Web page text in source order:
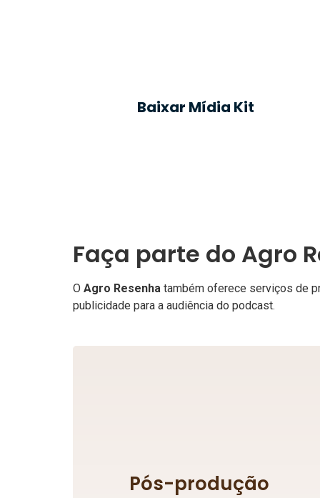
Baixar Mídia Kit
Faça parte do Agro
O Agro Resenha também oferece serviços de
publicidade para a audiência do podcast.
Pós-produção